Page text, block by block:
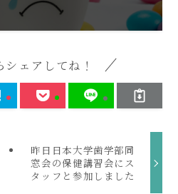
シェアしてね！
昨日日本大学歯学部同
窓会の保健講習会にス
タッフと参加しました